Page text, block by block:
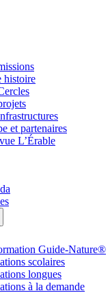
histoire
et partenaires
L’Érable
Guide-Nature®
scolaires
longues
à la demande